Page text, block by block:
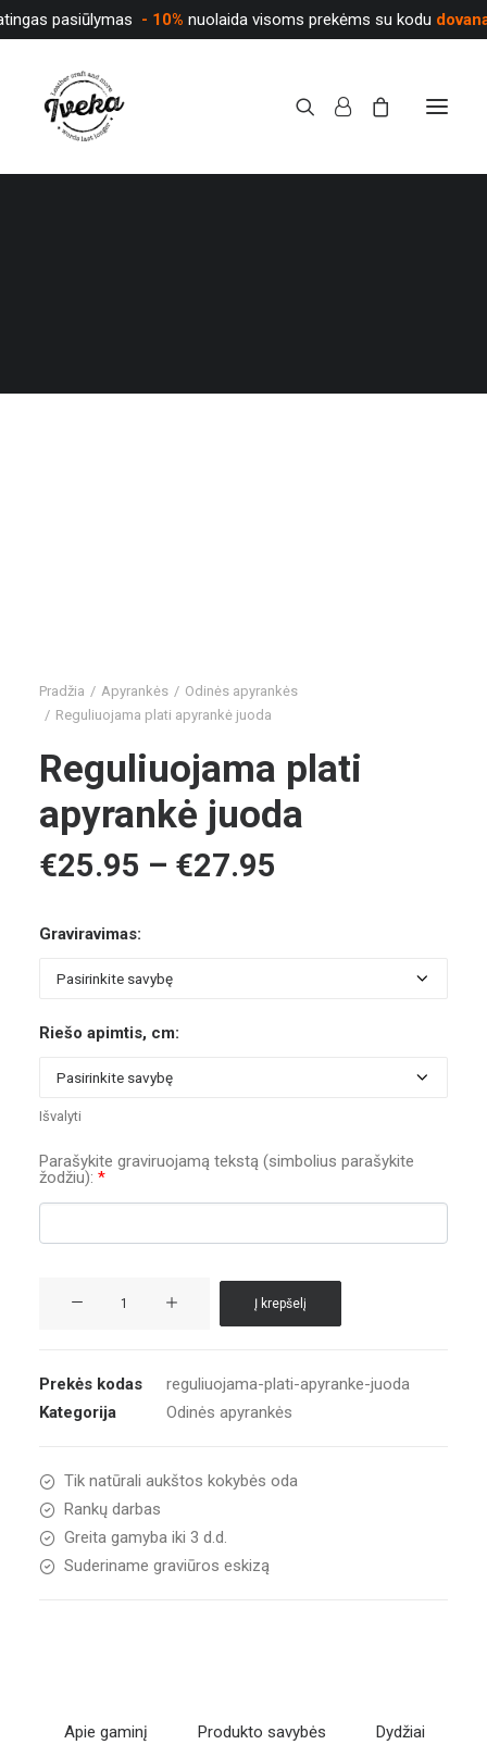
pasiūlymas - 10% nuolaida visoms prekėms su kodu
PARDUOTUVĖ
Pradžia Apyrankės
Odinės apyrankės
Reguliuojama plati apyrankė juoda
Reguliuojama plati
apyrankė juoda
€25.95 – €27.95
Graviravimas:
Riešo apimtis, cm:
Išvalyti
Parašykite graviruojamą tekstą (simbolius parašykite
žodžiu): *
plati
apyrankė
Į krepšelį
Prekės kodas
reguliuojama-plati-apyranke-juoda
Kategorija
Odinės apyrankės
Tik natūrali aukštos kokybės oda
Rankų darbas
Greita gamyba iki 3 d.d.
Suderiname graviūros eskizą
Apie gaminį Produkto savybės Dydžiai